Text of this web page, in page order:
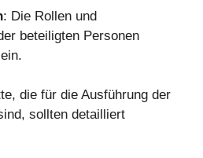
: Die Rollen und
beteiligten Personen
die für die Ausführung der
sollten detailliert